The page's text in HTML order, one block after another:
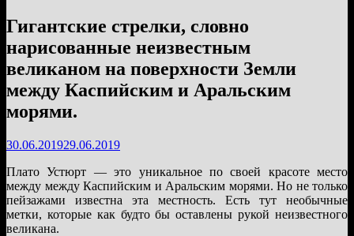
Гигантские стрелки, словно
нарисованные неизвестным
великаном на поверхности Земли
между Каспийским и Аральским
морями.
30.06.201929.06.2019
Плато Устюрт — это уникальное по своей красоте место
между между Каспийским и Аральским морями. Но не только
пейзажами известна эта местность. Есть тут необычные
метки, которые как будто бы оставлены рукой неизвестного
великана.